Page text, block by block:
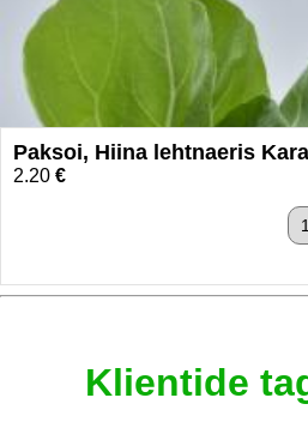
Paksoi, Hiina lehtnaeris
2.20 €
Klientide